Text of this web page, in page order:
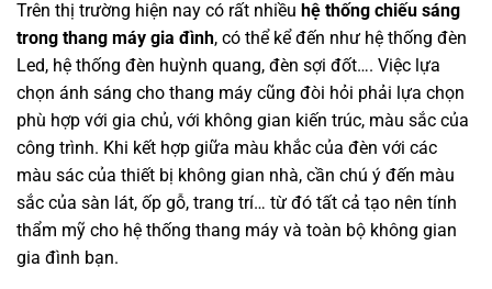
Trên thị trường hiện nay có rất nhiều hệ thống chiếu sáng
trong thang máy gia đình, có thể kể đến như hệ thống đèn
Led, hệ thống đèn huỳnh quang, đèn sợi đốt…. Việc lựa
chọn ánh sáng cho thang máy cũng đòi hỏi phải lựa chọn
phù hợp với gia chủ, với không gian kiến trúc, màu sắc của
công trình. Khi kết hợp giữa màu khắc của đèn với các
màu sác của thiết bị không gian nhà, cần chú ý đến màu
sắc của sàn lát, ốp gỗ, trang trí… từ đó tất cả tạo nên tính
thẩm mỹ cho hệ thống thang máy và toàn bộ không gian
gia đình bạn.